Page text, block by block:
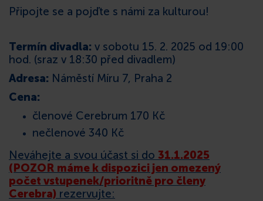
Připojte se a pojďte s námi za kulturou!
Termín divadla: v sobotu 15. 2. 2025 od 19:00
hod. (sraz v 18:30 před divadlem)
Adresa: Náměstí Míru 7, Praha 2
Cena:
členové Cerebrum 170 Kč
nečlenové 340 Kč
Neváhejte a svou účast si do 31.1.2025
(POZOR máme k dispozici jen omezený
počet vstupenek/prioritně pro členy
Cerebra) rezervujte: